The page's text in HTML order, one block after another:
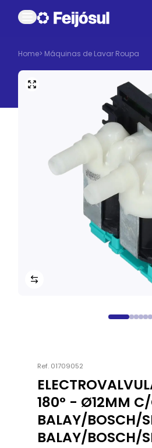
Home> Máquinas de Lavar Roupa
Ref. 01709052
180° - Ø12MM
BALAY/BOSCH/
BALAY/BOSCH/